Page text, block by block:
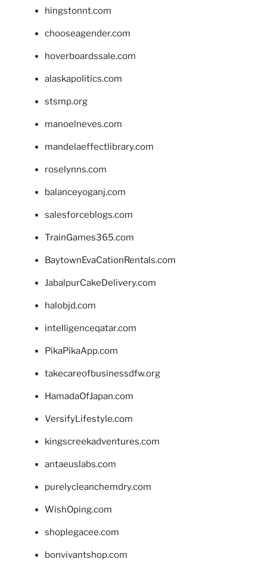
hingstonnt.com
chooseagender.com
hoverboardssale.com
alaskapolitics.com
stsmp.org
manoelneves.com
mandelaeffectlibrary.com
roselynns.com
balanceyoganj.com
salesforceblogs.com
TrainGames365.com
BaytownEvaCationRentals.com
JabalpurCakeDelivery.com
halobjd.com
intelligenceqatar.com
PikaPikaApp.com
takecareofbusinessdfw.org
HamadaOfJapan.com
VersifyLifestyle.com
kingscreekadventures.com
antaeuslabs.com
purelycleanchemdry.com
WishOping.com
shoplegacee.com
bonvivantshop.com